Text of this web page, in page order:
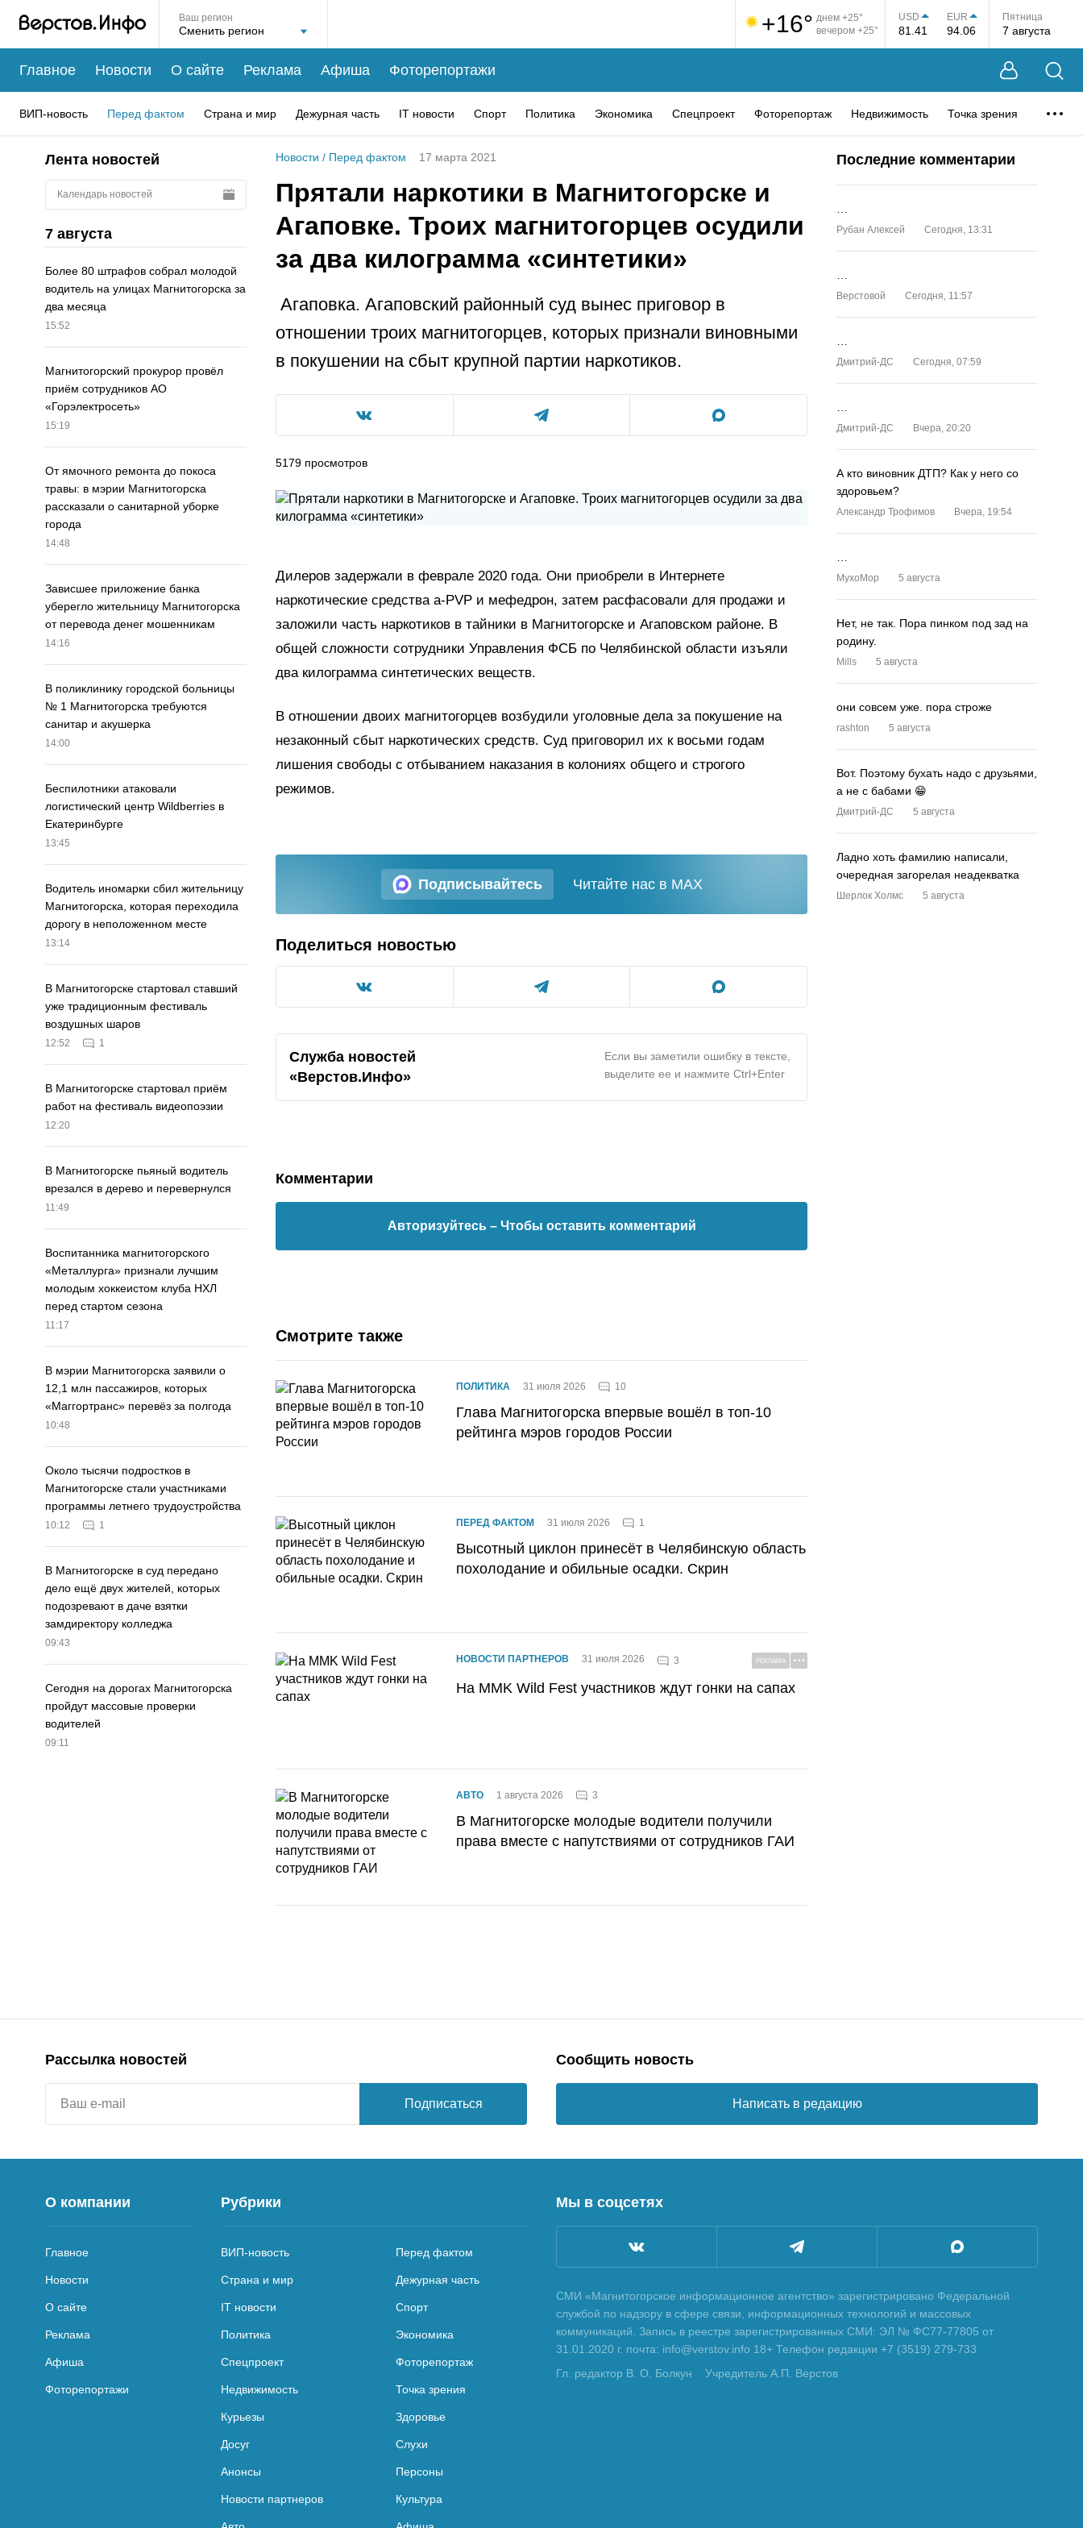
Ваш регион +16° днем +25°
вечером +25°
USD
81.41
EUR
94.06
Пятница
7 августа
Главное Новости О сайте Реклама Афиша Фоторепортажи
ВИП-новость Перед фактом Страна и мир Дежурная часть IT новости Спорт Политика Экономика Спецпроект Фоторепортаж Недвижимость Точка зрения
Лента новостей
Календарь новостей
7 августа
Более 80 штрафов собрал молодой
водитель на улицах Магнитогорска за
два месяца
15:52
Магнитогорский прокурор провёл
приём сотрудников АО
«Горэлектросеть»
15:19
От ямочного ремонта до покоса
травы: в мэрии Магнитогорска
рассказали о санитарной уборке
города
14:48
Зависшее приложение банка
уберегло жительницу Магнитогорска
от перевода денег мошенникам
14:16
В поликлинику городской больницы
№ 1 Магнитогорска требуются
санитар и акушерка
14:00
Беспилотники атаковали
логистический центр Wildberries в
Екатеринбурге
13:45
Водитель иномарки сбил жительницу
Магнитогорска, которая переходила
дорогу в неположенном месте
13:14
В Магнитогорске стартовал ставший
уже традиционным фестиваль
воздушных шаров
12:52 1
В Магнитогорске стартовал приём
работ на фестиваль видеопоэзии
12:20
В Магнитогорске пьяный водитель
врезался в дерево и перевернулся
11:49
Воспитанника магнитогорского
«Металлурга» признали лучшим
молодым хоккеистом клуба НХЛ
перед стартом сезона
11:17
В мэрии Магнитогорска заявили о
12,1 млн пассажиров, которых
«Маггортранс» перевёз за полгода
10:48
Около тысячи подростков в
Магнитогорске стали участниками
программы летнего трудоустройства
10:12 1
В Магнитогорске в суд передано
дело ещё двух жителей, которых
подозревают в даче взятки
замдиректору колледжа
09:43
Сегодня на дорогах Магнитогорска
пройдут массовые проверки
водителей
09:11
Новости / Перед фактом 17 марта 2021
Прятали наркотики в Магнитогорске и
Агаповке. Троих магнитогорцев осудили
за два килограмма «синтетики»
Агаповка. Агаповский районный суд вынес приговор в
отношении троих магнитогорцев, которых признали виновными
в покушении на сбыт крупной партии наркотиков.
5179 просмотров
Дилеров задержали в феврале 2020 года. Они приобрели в Интернете
наркотические средства a-PVP и мефедрон, затем расфасовали для продажи и
заложили часть наркотиков в тайники в Магнитогорске и Агаповском районе. В
общей сложности сотрудники Управления ФСБ по Челябинской области изъяли
два килограмма синтетических веществ.
В отношении двоих магнитогорцев возбудили уголовные дела за покушение на
незаконный сбыт наркотических средств. Суд приговорил их к восьми годам
лишения свободы с отбыванием наказания в колониях общего и строгого
режимов.
Подписывайтесь Читайте нас в MAX
Поделиться новостью
Служба новостей
«Верстов.Инфо»
Если вы заметили ошибку в тексте,
выделите ее и нажмите Ctrl+Enter
Комментарии
Авторизуйтесь – Чтобы оставить комментарий
Смотрите также
ПОЛИТИКА 31 июля 2026 10
Глава Магнитогорска впервые вошёл в топ-10
рейтинга мэров городов России
ПЕРЕД ФАКТОМ 31 июля 2026 1
Высотный циклон принесёт в Челябинскую область
похолодание и обильные осадки. Скрин
НОВОСТИ ПАРТНЕРОВ 31 июля 2026 3 РЕКЛАМА
На MMK Wild Fest участников ждут гонки на сапах
АВТО 1 августа 2026 3
В Магнитогорске молодые водители получили
права вместе с напутствиями от сотрудников ГАИ
Последние комментарии
Рубан Алексей Сегодня, 13:31
Верстовой Сегодня, 11:57
Дмитрий-ДС Сегодня, 07:59
Дмитрий-ДС Вчера, 20:20
А кто виновник ДТП? Как у него со
здоровьем?
Александр Трофимов Вчера, 19:54
MyxoMop 5 августа
Нет, не так. Пора пинком под зад на
родину.
Mills 5 августа
они совсем уже. пора строже
rashton 5 августа
Вот. Поэтому бухать надо с друзьями,
а не с бабами 😁
Дмитрий-ДС 5 августа
Ладно хоть фамилию написали,
очередная загорелая неадекватка
Шерлок Холмс 5 августа
Рассылка новостей
Подписаться
Сообщить новость
Написать в редакцию
О компании
Главное
Новости
О сайте
Реклама
Афиша
Фоторепортажи
Рубрики
ВИП-новость Перед фактом
Страна и мир Дежурная часть
IT новости Спорт
Политика Экономика
Спецпроект Фоторепортаж
Недвижимость Точка зрения
Курьезы Здоровье
Досуг Слухи
Анонсы Персоны
Новости партнеров Культура
Мы в соцсетях
СМИ «Магнитогорское информационное агентство» зарегистрировано Федеральной
службой по надзору в сфере связи, информационных технологий и массовых
коммуникаций. Запись в реестре зарегистрированных СМИ: ЭЛ № ФС77-77805 от
31.01.2020 г. почта: info@verstov.info 18+ Телефон редакции +7 (3519) 279-733
Гл. редактор В. О. Болкун
Учредитель А.П. Верстов